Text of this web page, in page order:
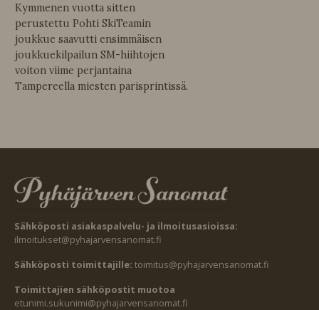
Kymmenen vuotta sitten
perustettu Pohti SkiTeamin
joukkue saavutti ensimmäisen
joukkuekilpailun SM-hiihtojen
voiton viime perjantaina
Tampereella miesten parisprintissä.
Sähköposti asiakaspalvelu- ja ilmoitusasioissa:
ilmoitukset@pyhajarvensanomat.fi
Sähköposti toimittajille: toimitus@pyhajarvensanomat.fi
Toimittajien sähköpostit muotoa
etunimi.sukunimi@pyhajarvensanomat.fi